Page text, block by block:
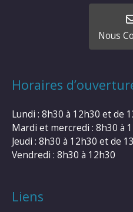
Nous
Horaires
Lundi : 8h30 à 12h30 et de
Mardi et mercredi : 8h30 à
Jeudi : 8h30 à 12h30 et de
Vendredi : 8h30 à 12h30
Liens